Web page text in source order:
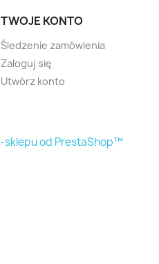
TWOJE KONTO
Śledzenie zamówienia
Zaloguj się
Utwórz konto
od PrestaShop™